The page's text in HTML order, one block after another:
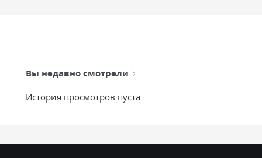
Вы недавно смотрели
История просмотров пуста